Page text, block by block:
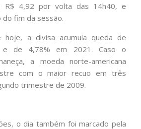
R$ 4,92 por volta das 14h40, e
fim da sessão.
a divisa acumula queda de
e de 4,78% em 2021. Caso o
a moeda norte-americana
com o maior recuo em três
trimestre de 2009.
o dia também foi marcado pela